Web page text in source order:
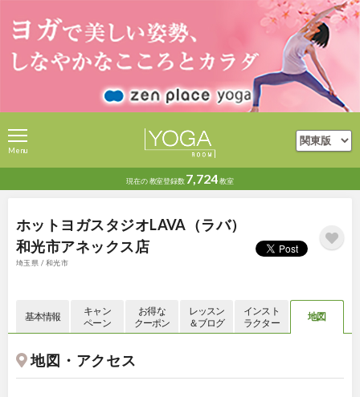
現在の教室登録数 7,724教室
Menu
ホットヨガスタジオLAVA（ラバ）
和光市アネックス店
埼玉県 / 和光市
基本情報
キャン
ペーン
お得な
クーポン
レッスン
＆ブログ
インスト
ラクター
地図
地図・アクセス